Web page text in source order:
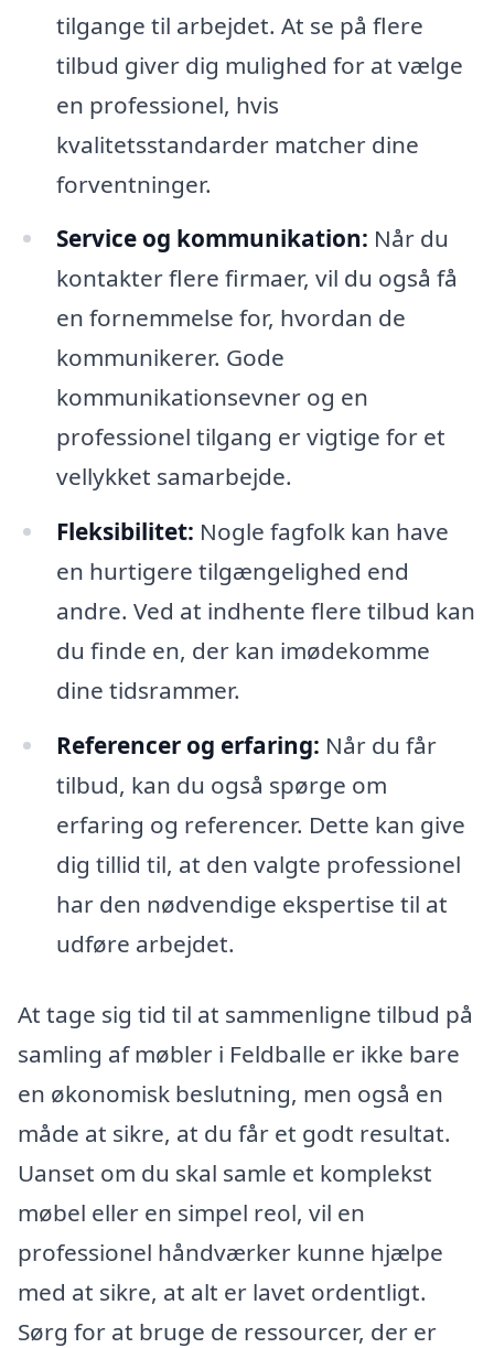
tilgange til arbejdet. At se på flere
tilbud giver dig mulighed for at vælge
en professionel, hvis
kvalitetsstandarder matcher dine
forventninger.
Service og kommunikation: Når du
kontakter flere firmaer, vil du også få
en fornemmelse for, hvordan de
kommunikerer. Gode
kommunikationsevner og en
professionel tilgang er vigtige for et
vellykket samarbejde.
Fleksibilitet: Nogle fagfolk kan have
en hurtigere tilgængelighed end
andre. Ved at indhente flere tilbud kan
du finde en, der kan imødekomme
dine tidsrammer.
Referencer og erfaring: Når du får
tilbud, kan du også spørge om
erfaring og referencer. Dette kan give
dig tillid til, at den valgte professionel
har den nødvendige ekspertise til at
udføre arbejdet.
At tage sig tid til at sammenligne tilbud på
samling af møbler i Feldballe er ikke bare
en økonomisk beslutning, men også en
måde at sikre, at du får et godt resultat.
Uanset om du skal samle et komplekst
møbel eller en simpel reol, vil en
professionel håndværker kunne hjælpe
med at sikre, at alt er lavet ordentligt.
Sørg for at bruge de ressourcer, der er